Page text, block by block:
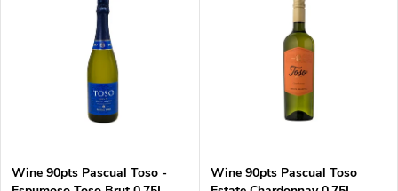
e
Wine 90pts Pascual Toso -
Wine 90pts Pascual Toso